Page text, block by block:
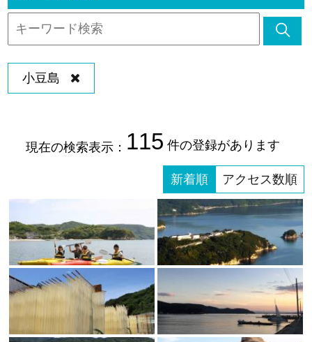
小豆島
現在の検索表示： 115 件の登録があります
新着順 アクセス数順